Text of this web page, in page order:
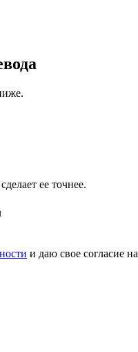
ее точнее.
и даю свое согласие на